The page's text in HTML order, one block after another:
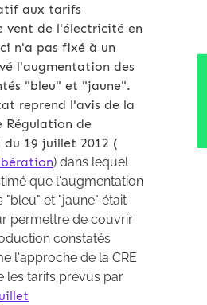
aux tarifs
vent de l'électricité en
n'a pas fixé à un
l'augmentation des
"bleu" et "jaune".
reprend l'avis de la
Régulation de
du 19 juillet 2012 (
) dans lequel
que l'augmentation
"bleu" et "jaune" était
permettre de couvrir
constatés
l'approche de la CRE
les tarifs prévus par